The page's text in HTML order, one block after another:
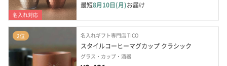
名入れ対応
最短8月10日(月)お届け
2位 名入れギフト専門店 TICO
スタイルコーヒーマグカップ クラシック
グラス・カップ・酒器